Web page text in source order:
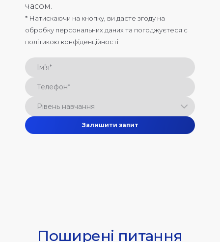
часом.
* Натискаючи на кнопку, ви даєте згоду на
обробку персональних даних та погоджуєтеся c
політикою конфіденційності
Залишити запит
Поширені питання